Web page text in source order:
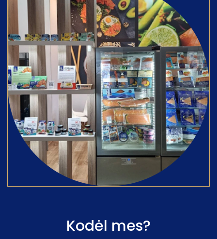
Kodėl mes?